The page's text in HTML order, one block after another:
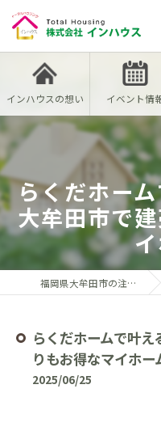
インハウスの想い イベント情
らくだホーム
大牟田市で建
福岡県大牟田市の注文住宅なら株式会社インハウス
らくだホームで叶
りもお得なマイホー
2025/06/25